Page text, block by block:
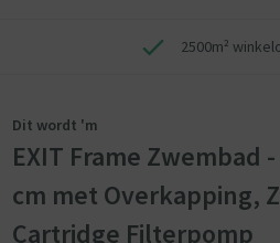
2500m²
Dit wordt 'm
EXIT Frame Zwembad
cm met Overkapping,
Cartridge Filterpomp